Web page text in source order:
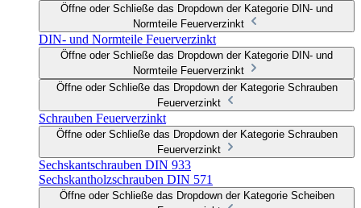
Öffne oder Schließe das Dropdown der Kategorie DIN- und
Normteile Feuerverzinkt
DIN- und Normteile Feuerverzinkt
Öffne oder Schließe das Dropdown der Kategorie DIN- und
Normteile Feuerverzinkt
Öffne oder Schließe das Dropdown der Kategorie Schrauben
Feuerverzinkt
Schrauben Feuerverzinkt
Öffne oder Schließe das Dropdown der Kategorie Schrauben
Feuerverzinkt
Sechskantschrauben DIN 933
Sechskantholzschrauben DIN 571
Öffne oder Schließe das Dropdown der Kategorie Scheiben